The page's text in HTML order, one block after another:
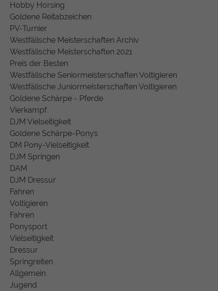
Hobby Horsing
Goldene Reitabzeichen
PV-Turnier
Westfälische Meisterschaften Archiv
Westfälische Meisterschaften 2021
Preis der Besten
Westfälische Seniormeisterschaften Voltigieren
Westfälische Juniormeisterschaften Voltigieren
Goldene Schärpe - Pferde
Vierkampf
DJM Vielseitigkeit
Goldene Schärpe-Ponys
DM Pony-Vielseitigkeit
DJM Springen
DAM
DJM Dressur
Fahren
Voltigieren
Fahren
Ponysport
Vielseitigkeit
Dressur
Springreiten
Allgemein
Jugend